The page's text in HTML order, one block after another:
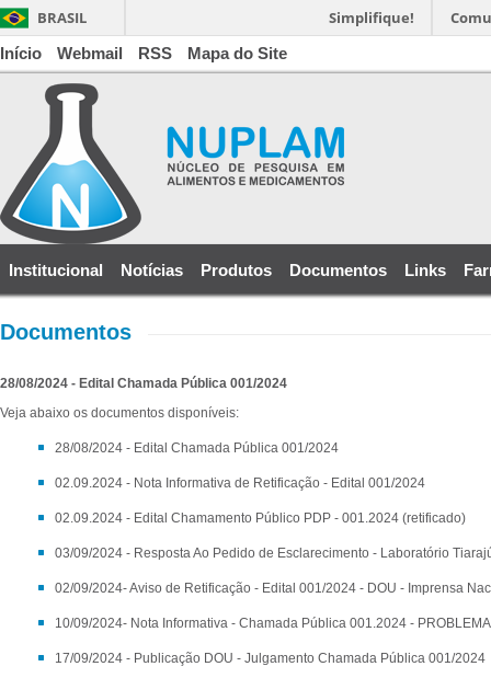
BRASIL Simplifique!
Início Webmail RSS Mapa do Site
Institucional Notícias Produtos Documentos Links
Documentos
28/08/2024 - Edital Chamada Pública 001/2024
Veja abaixo os documentos disponíveis:
28/08/2024 - Edital Chamada Pública 001/2024
02.09.2024 - Nota Informativa de Retificação - Edital 001/2024
02.09.2024 - Edital Chamamento Público PDP - 001.2024 (retificado)
03/09/2024 - Resposta Ao Pedido de Esclarecimento - Laboratório
02/09/2024- Aviso de Retificação - Edital 001/2024 - DOU - Imprensa
10/09/2024- Nota Informativa - Chamada Pública 001.2024 -
17/09/2024 - Publicação DOU - Julgamento Chamada Pública 001/2024